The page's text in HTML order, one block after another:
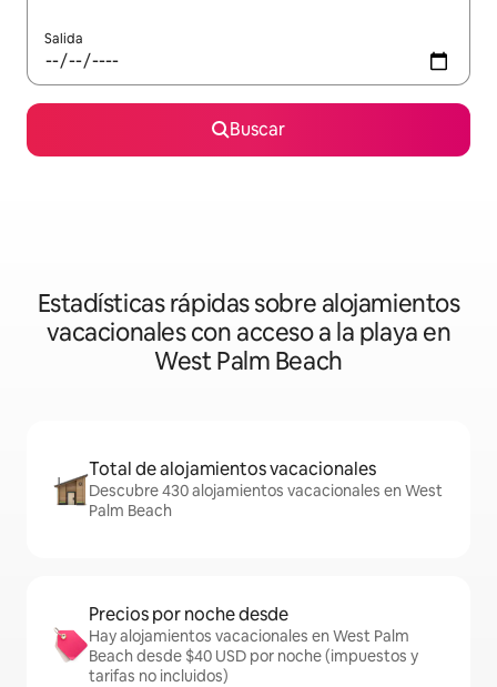
Salida
Buscar
Estadísticas rápidas sobre alojamientos
vacacionales con acceso a la playa en
West Palm Beach
Total de alojamientos vacacionales
Descubre 430 alojamientos vacacionales en West
Palm Beach
Precios por noche desde
Hay alojamientos vacacionales en West Palm
Beach desde $40 USD por noche (impuestos y
tarifas no incluidos)